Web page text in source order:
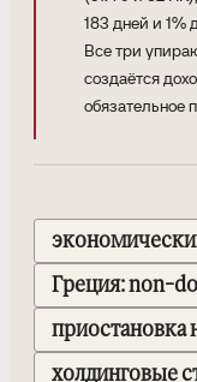
183 дней и
Все три
создаётся
обязательное
Греция: non-
приостановка
холдинговые